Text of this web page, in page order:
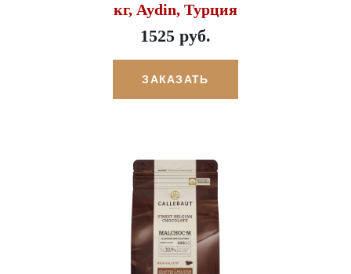
кг, Aydin, Турция
1525 руб.
ЗАКАЗАТЬ